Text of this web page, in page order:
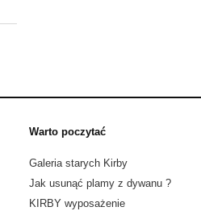
Warto poczytać
Galeria starych Kirby
Jak usunąć plamy z dywanu ?
KIRBY wyposażenie